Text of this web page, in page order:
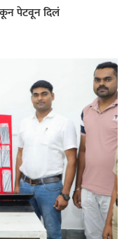
पेटवून दिलं